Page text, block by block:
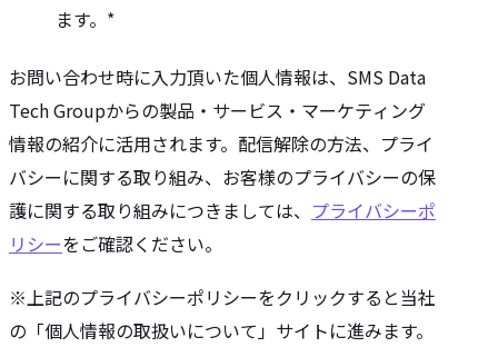
ます。 *
お問い合わせ時に入力頂いた個人情報は、SMS Data
Tech Groupからの製品・サービス・マーケティング
情報の紹介に活用されます。配信解除の方法、プライ
バシーに関する取り組み、お客様のプライバシーの保
護に関する取り組みにつきましては、 プライバシーポ
リシーをご確認ください。
※上記のプライバシーポリシーをクリックすると当社
の「個人情報の取扱いについて」サイトに進みます。